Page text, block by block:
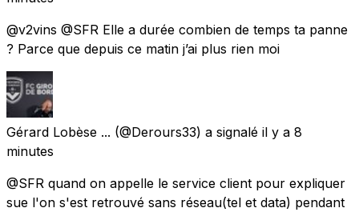
@v2vins @SFR Elle a durée combien de temps ta panne
? Parce que depuis ce matin j’ai plus rien moi
Gérard Lobèse ... (@Derours33) a signalé il y a 8
minutes
@SFR quand on appelle le service client pour expliquer
sue l'on s'est retrouvé sans réseau(tel et data) pendant